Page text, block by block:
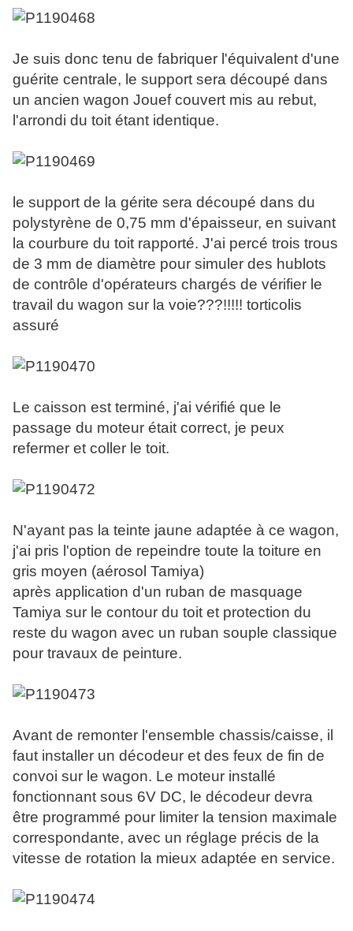
Je suis donc tenu de fabriquer l'équivalent d'une
guérite centrale, le support sera découpé dans
un ancien wagon Jouef couvert mis au rebut,
l'arrondi du toit étant identique.
le support de la gérite sera découpé dans du
polystyrène de 0,75 mm d'épaisseur, en suivant
la courbure du toit rapporté. J'ai percé trois trous
de 3 mm de diamètre pour simuler des hublots
de contrôle d'opérateurs chargés de vérifier le
travail du wagon sur la voie???!!!!! torticolis
assuré
Le caisson est terminé, j'ai vérifié que le
passage du moteur était correct, je peux
refermer et coller le toit.
N'ayant pas la teinte jaune adaptée à ce wagon,
j'ai pris l'option de repeindre toute la toiture en
gris moyen (aérosol Tamiya)
après application d'un ruban de masquage
Tamiya sur le contour du toit et protection du
reste du wagon avec un ruban souple classique
pour travaux de peinture.
Avant de remonter l'ensemble chassis/caisse, il
faut installer un décodeur et des feux de fin de
convoi sur le wagon. Le moteur installé
fonctionnant sous 6V DC, le décodeur devra
être programmé pour limiter la tension maximale
correspondante, avec un réglage précis de la
vitesse de rotation la mieux adaptée en service.